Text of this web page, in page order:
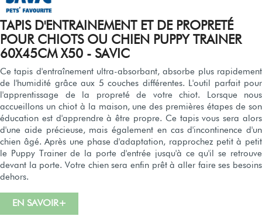
TAPIS D'ENTRAINEMENT ET DE PROPRETÉ
POUR CHIOTS OU CHIEN PUPPY TRAINER
60X45CM X50 - SAVIC
Ce tapis d'entraînement ultra-absorbant, absorbe plus rapidement
de l'humidité grâce aux 5 couches différentes. L'outil parfait pour
l'apprentissage de la propreté de votre chiot. Lorsque nous
accueillons un chiot à la maison, une des premières étapes de son
éducation est d'apprendre à être propre. Ce tapis vous sera alors
d'une aide précieuse, mais également en cas d'incontinence d'un
chien âgé. Après une phase d'adaptation, rapprochez petit à petit
le Puppy Trainer de la porte d'entrée jusqu'à ce qu'il se retrouve
devant la porte. Votre chien sera enfin prêt à aller faire ses besoins
dehors.
EN SAVOIR+